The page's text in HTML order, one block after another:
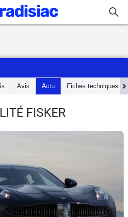
Avis Actu Fiches techniques
FISKER